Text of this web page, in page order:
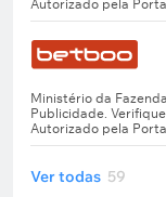
Ver todas 59